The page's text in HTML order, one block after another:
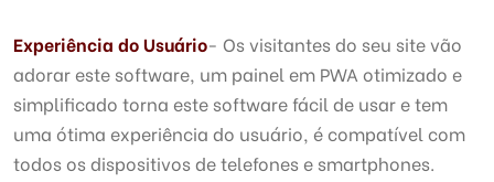
Experiência do Usuário- Os visitantes do seu site vão
adorar este software, um painel em PWA otimizado e
simplificado torna este software fácil de usar e tem
uma ótima experiência do usuário, é compatível com
todos os dispositivos de telefones e smartphones.